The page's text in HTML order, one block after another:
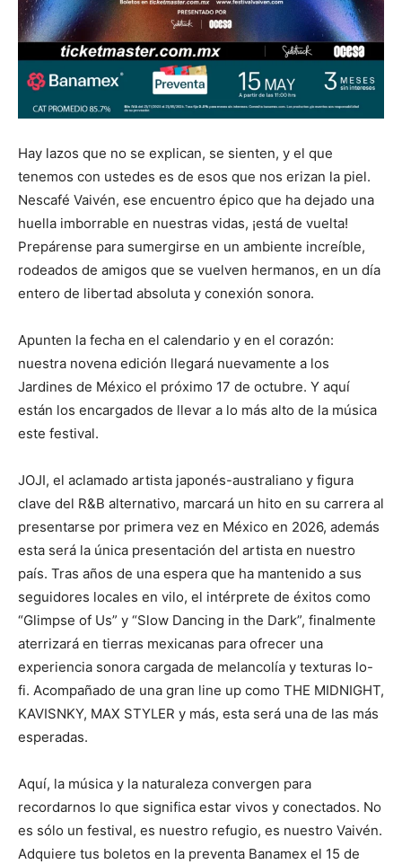
Hay lazos que no se explican, se sienten, y el que
tenemos con ustedes es de esos que nos erizan la piel.
Nescafé Vaivén, ese encuentro épico que ha dejado una
huella imborrable en nuestras vidas, ¡está de vuelta!
Prepárense para sumergirse en un ambiente increíble,
rodeados de amigos que se vuelven hermanos, en un día
entero de libertad absoluta y conexión sonora.
Apunten la fecha en el calendario y en el corazón:
nuestra novena edición llegará nuevamente a los
Jardines de México el próximo 17 de octubre. Y aquí
están los encargados de llevar a lo más alto de la música
este festival.
JOJI, el aclamado artista japonés-australiano y figura
clave del R&B alternativo, marcará un hito en su carrera al
presentarse por primera vez en México en 2026, además
esta será la única presentación del artista en nuestro
país. Tras años de una espera que ha mantenido a sus
seguidores locales en vilo, el intérprete de éxitos como
“Glimpse of Us” y “Slow Dancing in the Dark”, finalmente
aterrizará en tierras mexicanas para ofrecer una
experiencia sonora cargada de melancolía y texturas lo-
fi. Acompañado de una gran line up como THE MIDNIGHT,
KAVISNKY, MAX STYLER y más, esta será una de las más
esperadas.
Aquí, la música y la naturaleza convergen para
recordarnos lo que significa estar vivos y conectados. No
es sólo un festival, es nuestro refugio, es nuestro Vaivén.
Adquiere tus boletos en la preventa Banamex el 15 de